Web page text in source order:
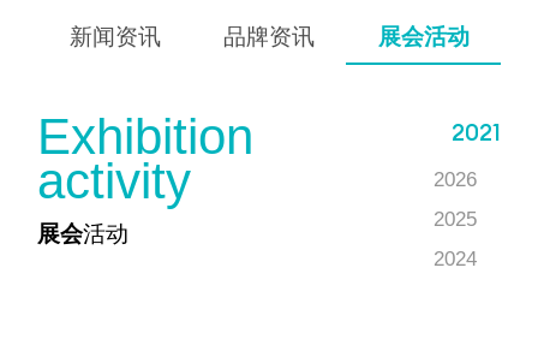
新闻资讯 品牌资讯 展会活动
Exhibition
activity
展会活动
2021
2026
2025
2024